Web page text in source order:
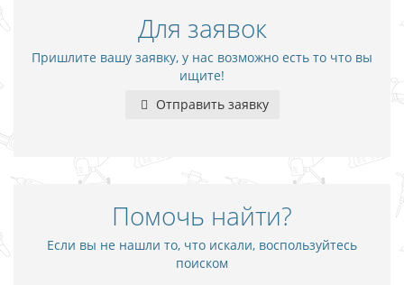
Для заявок
Пришлите вашу заявку, у нас возможно есть то что вы
ищите!
Отправить заявку
Помочь найти?
Если вы не нашли то, что искали, воспользуйтесь
поиском